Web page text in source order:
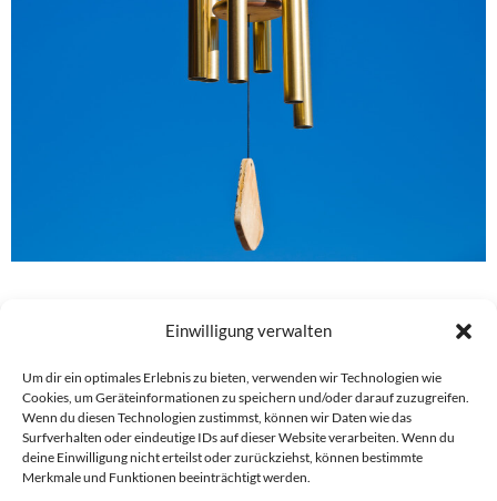
Einwilligung verwalten
Um dir ein optimales Erlebnis zu bieten, verwenden wir Technologien wie
Cookies, um Geräteinformationen zu speichern und/oder darauf zuzugreifen.
Wenn du diesen Technologien zustimmst, können wir Daten wie das
Surfverhalten oder eindeutige IDs auf dieser Website verarbeiten. Wenn du
deine Einwilligung nicht erteilst oder zurückziehst, können bestimmte
Merkmale und Funktionen beeinträchtigt werden.
Ihr nächster Schritt wartet auf Sie!